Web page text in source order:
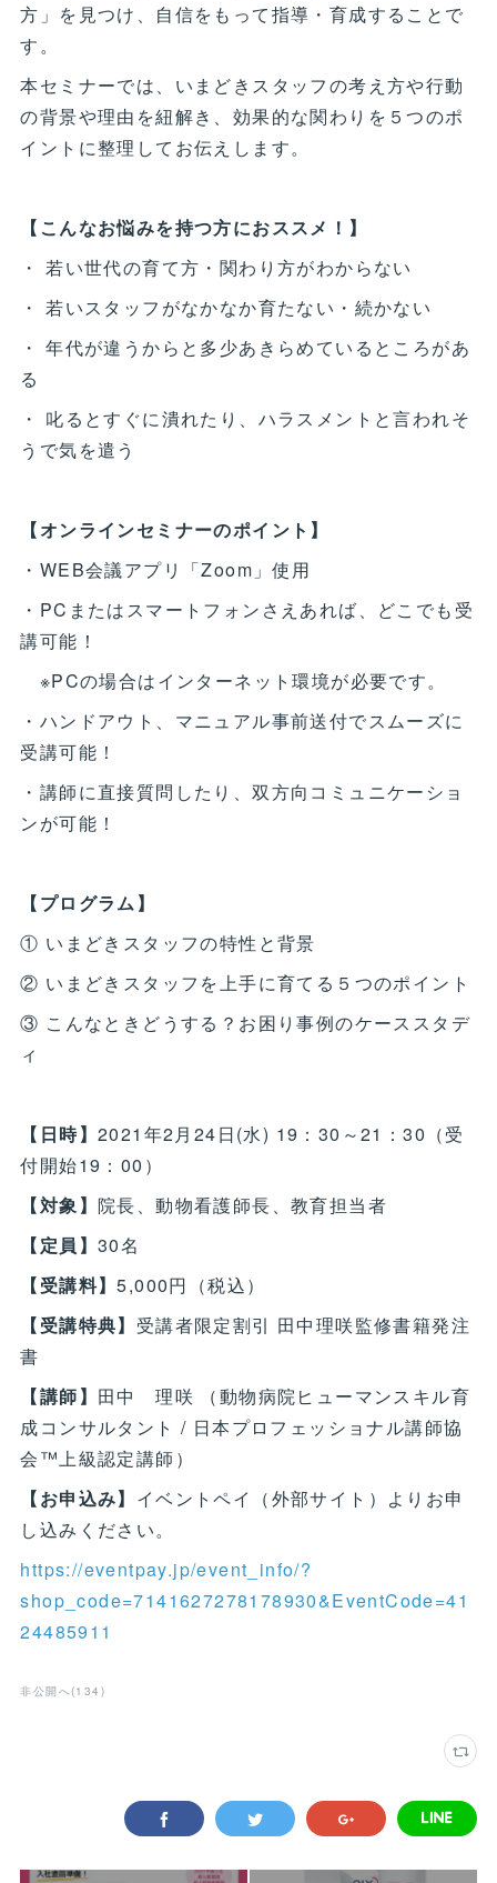
方」を見つけ、自信をもって指導・育成することで
す。
本セミナーでは、いまどきスタッフの考え方や行動
の背景や理由を紐解き、効果的な関わりを５つのポ
イントに整理してお伝えします。
【こんなお悩みを持つ方におススメ！】
・ 若い世代の育て方・関わり方がわからない
・ 若いスタッフがなかなか育たない・続かない
・ 年代が違うからと多少あきらめているところがあ
る
・ 叱るとすぐに潰れたり、ハラスメントと言われそ
うで気を遣う
【オンラインセミナーのポイント】
・WEB会議アプリ「Zoom」使用
・PCまたはスマートフォンさえあれば、どこでも受
講可能！
※PCの場合はインターネット環境が必要です。
・ハンドアウト、マニュアル事前送付でスムーズに
受講可能！
・講師に直接質問したり、双方向コミュニケーショ
ンが可能！
【プログラム】
① いまどきスタッフの特性と背景
② いまどきスタッフを上手に育てる５つのポイント
③ こんなときどうする？お困り事例のケーススタデ
ィ
【日時】 2021年2月24日(水) 19：30～21：30（受
付開始19：00）
【対象】 院長、動物看護師長、教育担当者
【定員】 30名
【受講料】5,000円（税込）
【受講特典】 受講者限定割引 田中理咲監修書籍発注
書
【講師】 田中 理咲 （動物病院ヒューマンスキル育
成コンサルタント / 日本プロフェッショナル講師協
会™上級認定講師）
【お申込み】 イベントペイ（外部サイト）よりお申
し込みください。
https://eventpay.jp/event_info/?
shop_code=7141627278178930&EventCode=41
24485911
非公開へ(134 )